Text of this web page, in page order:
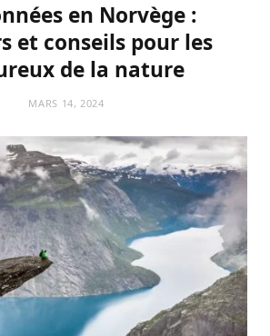
en Norvège :
et conseils pour les
de la nature
MARS 14, 2024